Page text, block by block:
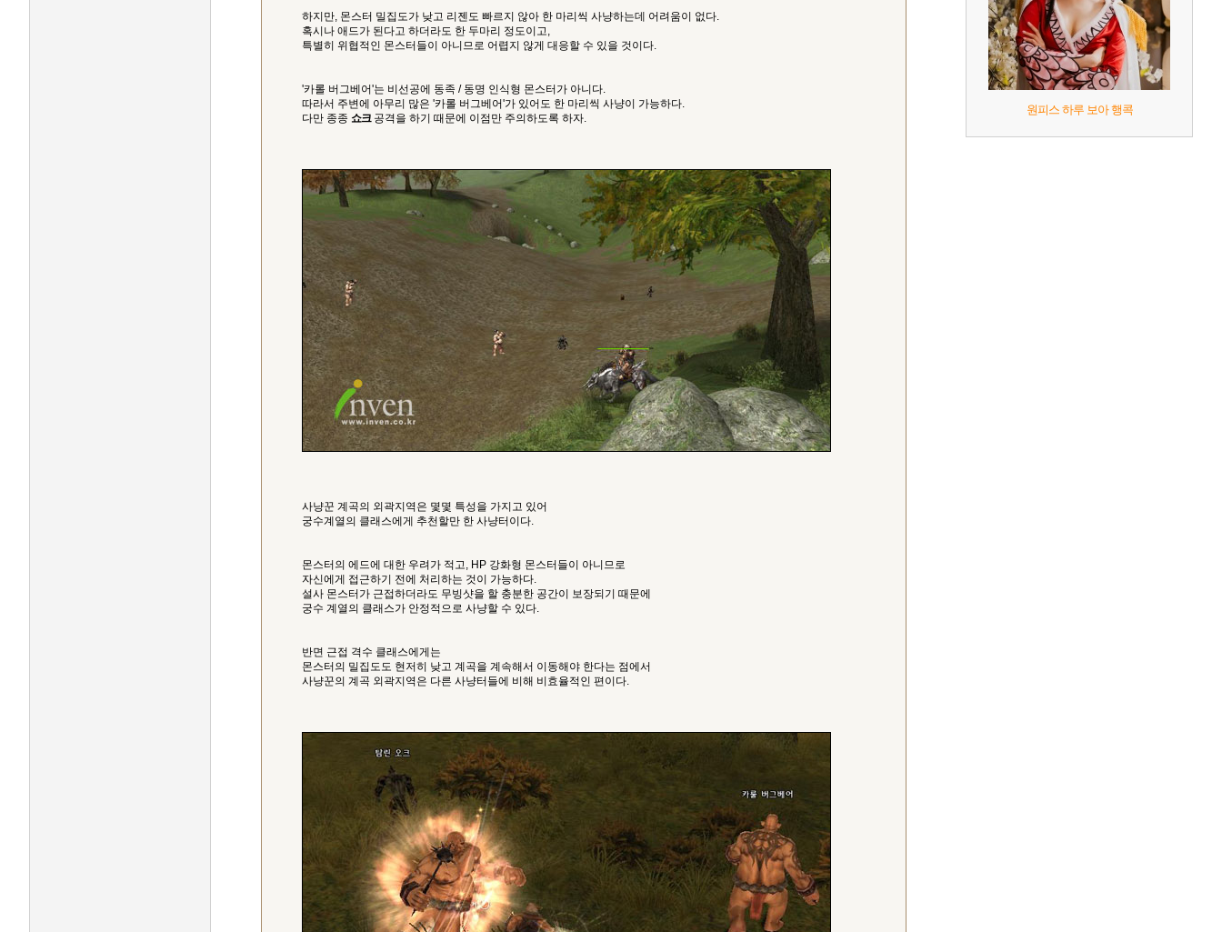
하지만, 몬스터 밀집도가 낮고 리젠도 빠르지 않아 한 마리씩 사냥하는데 어려움이 없다.
혹시나 애드가 된다고 하더라도 한 두마리 정도이고,
특별히 위협적인 몬스터들이 아니므로 어렵지 않게 대응할 수 있을 것이다.
'카롤 버그베어'는 비선공에 동족 / 동명 인식형 몬스터가 아니다.
따라서 주변에 아무리 많은 '카롤 버그베어'가 있어도 한 마리씩 사냥이 가능하다.
다만 종종 쇼크공격을 하기 때문에 이점만 주의하도록 하자.
사냥꾼 계곡의 외곽지역은 몇몇 특성을 가지고 있어
궁수계열의 클래스에게 추천할만 한 사냥터이다.
몬스터의 에드에 대한 우려가 적고, HP 강화형 몬스터들이 아니므로
자신에게 접근하기 전에 처리하는 것이 가능하다.
설사 몬스터가 근접하더라도 무빙샷을 할 충분한 공간이 보장되기 때문에
궁수 계열의 클래스가 안정적으로 사냥할 수 있다.
반면 근접 격수 클래스에게는
몬스터의 밀집도도 현저히 낮고 계곡을 계속해서 이동해야 한다는 점에서
사냥꾼의 계곡 외곽지역은 다른 사냥터들에 비해 비효율적인 편이다.
원피스 하루 보아 행콕